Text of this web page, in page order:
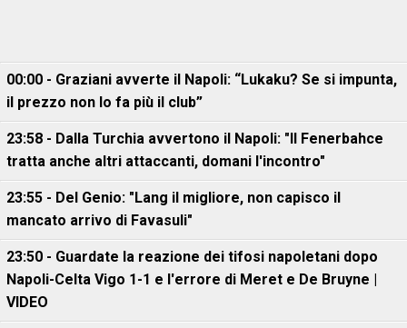
00:00 - Graziani avverte il Napoli: “Lukaku? Se si impunta,
il prezzo non lo fa più il club”
23:58 - Dalla Turchia avvertono il Napoli: "Il Fenerbahce
tratta anche altri attaccanti, domani l'incontro"
23:55 - Del Genio: "Lang il migliore, non capisco il
mancato arrivo di Favasuli"
23:50 - Guardate la reazione dei tifosi napoletani dopo
Napoli-Celta Vigo 1-1 e l'errore di Meret e De Bruyne |
VIDEO